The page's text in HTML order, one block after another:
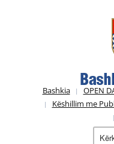
Bashkia OPEN
Këshillim me